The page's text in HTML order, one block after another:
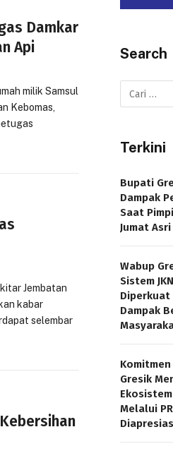
Damkar
Api
milik Samsul
Kebomas,
Jembatan
kabar
selembar
Search
Terkini
Bupati
Dampak
Saat
Jumat Asri
Wabup
Sistem
Diperkuat
Dampak
Gresik
Melalui